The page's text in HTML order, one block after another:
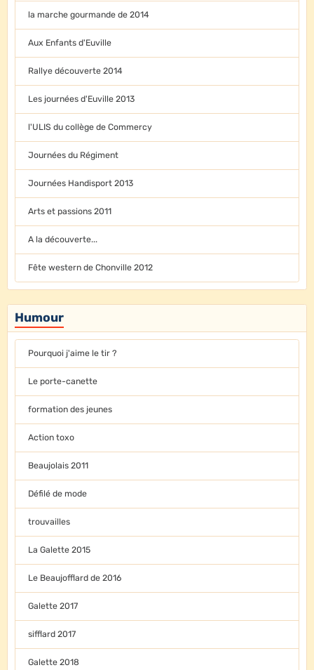
la marche gourmande de 2014
Aux Enfants d'Euville
Rallye découverte 2014
Les journées d'Euville 2013
l'ULIS du collège de Commercy
Journées du Régiment
Journées Handisport 2013
Arts et passions 2011
A la découverte...
Fête western de Chonville 2012
Humour
Pourquoi j'aime le tir ?
Le porte-canette
formation des jeunes
Action toxo
Beaujolais 2011
Défilé de mode
trouvailles
La Galette 2015
Le Beaujofflard de 2016
Galette 2017
sifflard 2017
Galette 2018